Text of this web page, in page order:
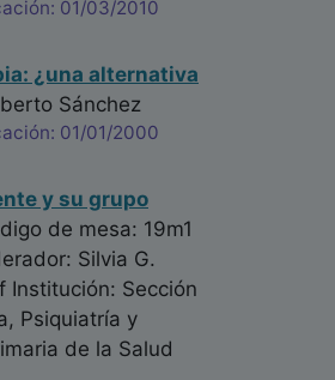
01/03/2010
¿una alternativa
Sánchez
01/01/2000
y su grupo
de mesa: 19m1
Silvia G.
Institución: Sección
Psiquiatría y
de la Salud